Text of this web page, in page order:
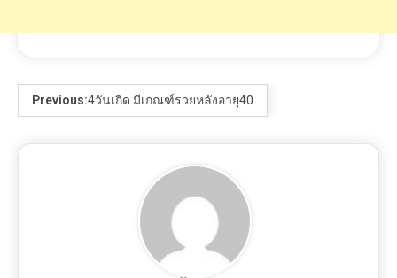
Previous:4วันเกิด มีเกณฑ์รวยหลังอายุ40